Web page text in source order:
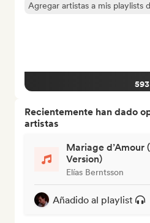
Agregar artistas a mis playlists
593
Recientemente han dado
artistas
Mariage d’Amour
Version)
Elías Berntsson
Añadido al playlist